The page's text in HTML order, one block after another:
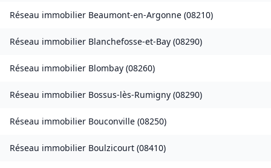
Réseau immobilier Beaumont-en-Argonne (08210)
Réseau immobilier Blanchefosse-et-Bay (08290)
Réseau immobilier Blombay (08260)
Réseau immobilier Bossus-lès-Rumigny (08290)
Réseau immobilier Bouconville (08250)
Réseau immobilier Boulzicourt (08410)